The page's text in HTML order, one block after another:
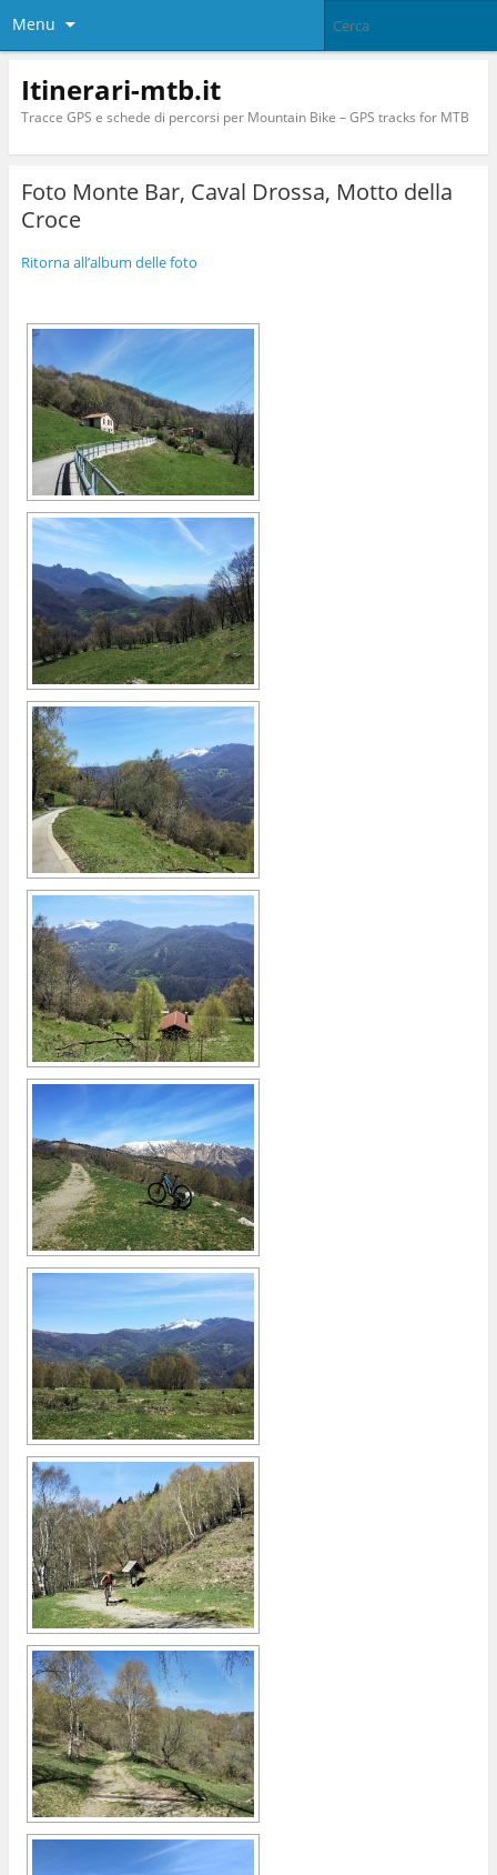
Menu
Itinerari-mtb.it
Tracce GPS e schede di percorsi per Mountain Bike – GPS tracks for MTB
Foto Monte Bar, Caval Drossa, Motto della
Croce
Ritorna all’album delle foto